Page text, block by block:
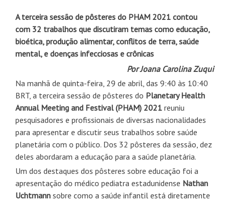
A terceira sessão de pôsteres do PHAM 2021 contou
com 32 trabalhos que discutiram temas como educação,
bioética, produção alimentar, conflitos de terra, saúde
mental, e doenças infecciosas e crônicas
Por Joana Carolina Zuqui
Na manhã de quinta-feira, 29 de abril, das 9:40 às 10:40
BRT, a terceira sessão de pôsteres do Planetary Health
Annual Meeting and Festival (PHAM) 2021 reuniu
pesquisadores e profissionais de diversas nacionalidades
para apresentar e discutir seus trabalhos sobre saúde
planetária com o público. Dos 32 pôsteres da sessão, dez
deles abordaram a educação para a saúde planetária.
Um dos destaques dos pôsteres sobre educação foi a
apresentação do médico pediatra estadunidense Nathan
Uchtmann sobre como a saúde infantil está diretamente